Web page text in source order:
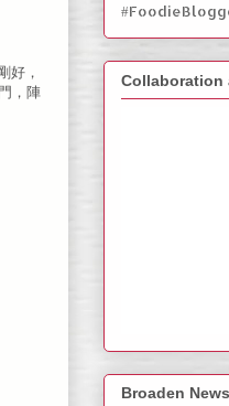
好，
，陣
Collaboration
Broaden News